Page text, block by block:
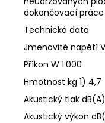
dokončovací
Technická data
Jmenovité napětí
Příkon W 1.000
Hmotnost kg 1) 4,7
Akustický tlak
Akustický výkon
890
Kč
Původně:
590